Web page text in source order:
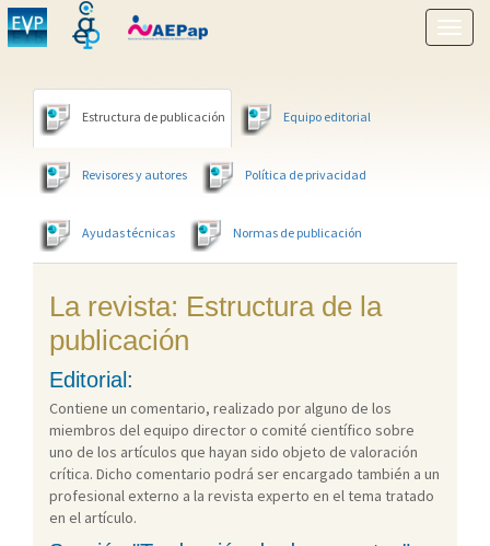
menú
Estructura de publicación Equipo editorial
Revisores y autores Política de privacidad
Ayudas técnicas Normas de publicación
La revista: Estructura de la
publicación
Editorial:
Contiene un comentario, realizado por alguno de los
miembros del equipo director o comité científico sobre
uno de los artículos que hayan sido objeto de valoración
crítica. Dicho comentario podrá ser encargado también a un
profesional externo a la revista experto en el tema tratado
en el artículo.